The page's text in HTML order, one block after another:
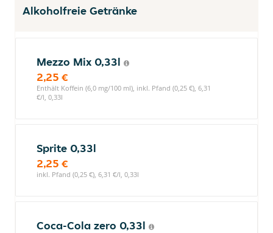
Alkoholfreie Getränke
Mezzo Mix 0,33l
2,25 €
Enthält Koffein (6,0 mg/100 ml), inkl. Pfand (0,25 €), 6,31
€/l, 0,33l
Sprite 0,33l
2,25 €
inkl. Pfand (0,25 €), 6,31 €/l, 0,33l
Coca-Cola zero 0,33l